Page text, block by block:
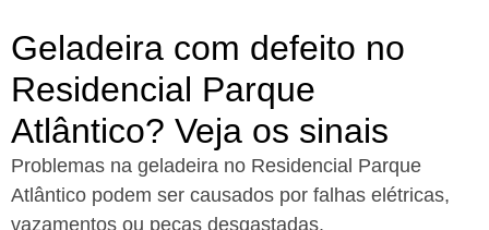
Geladeira com defeito no
Residencial Parque
Atlântico? Veja os sinais
Problemas na geladeira no Residencial Parque
Atlântico podem ser causados por falhas elétricas,
vazamentos ou peças desgastadas.